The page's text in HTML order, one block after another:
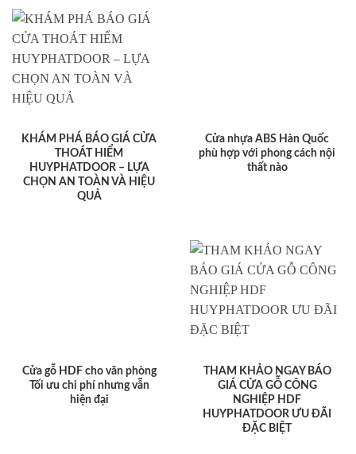
KHÁM PHÁ BÁO GIÁ CỬA
THOÁT HIỂM
HUYPHATDOOR – LỰA
CHỌN AN TOÀN VÀ HIỆU
QUẢ
Cửa nhựa ABS Hàn Quốc
phù hợp với phong cách nội
thất nào
Cửa gỗ HDF cho văn phòng
Tối ưu chi phí nhưng vẫn
hiện đại
THAM KHẢO NGAY BÁO
GIÁ CỬA GỖ CÔNG
NGHIỆP HDF
HUYPHATDOOR ƯU ĐÃI
ĐẶC BIỆT